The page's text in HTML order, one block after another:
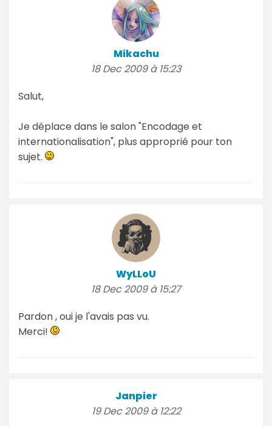
Mikachu
18 Dec 2009 à 15:23
Salut,
Je déplace dans le salon "Encodage et
internationalisation", plus approprié pour ton
sujet.
WyLLoU
18 Dec 2009 à 15:27
Pardon , oui je l'avais pas vu.
Merci!
Janpier
19 Dec 2009 à 12:22